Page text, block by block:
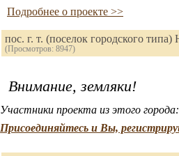
Подробнее о проекте >>
пос. г. т. (поселок городского
(Просмотров: 8947)
Внимание, земляки!
Участники проекта из этого города:
Присоединяйтесь и Вы,